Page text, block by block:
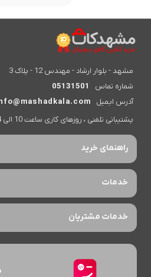
مشهد - بلوار ارشاد - مهندس 12 - پلاک 3
شماره تماس
05131501
آدرس ایمیل
پشتیبانی تلفنی ، روزهای کاری ساعت 10 الی 14 - 17 الی 20
راهنمای خرید
خدمات
خدمات مشتریان